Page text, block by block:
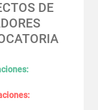
DE